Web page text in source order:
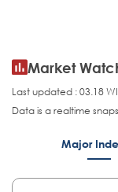
Market
Last updated : 03.18
Data is a realtime
Major